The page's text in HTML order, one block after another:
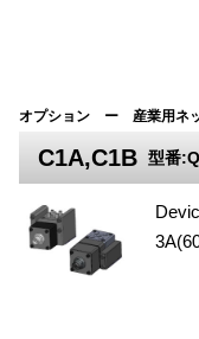
オプション ー 産業用ネッ
C1A,C1B型番